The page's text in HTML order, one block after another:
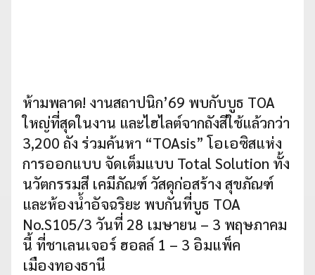
ห้ามพลาด! งานสถาปนิก’69 พบกับบูธ TOA
ใหญ่ที่สุดในงาน และไฮไลต์จากถังสีใช้แล้วกว่า
3,200 ถัง ร่วมค้นหา “TOAsis” โอเอซิสแห่ง
การออกแบบ จัดเต็มแบบ Total Solution ทั้ง
นวัตกรรมสี เคมีภัณฑ์ วัสดุก่อสร้าง สุขภัณฑ์
และห้องน้ำอัจฉริยะ พบกันที่บูธ TOA
No.S105/3 วันที่ 28 เมษายน – 3 พฤษภาคม
นี้ ที่ชาเลนเจอร์ ฮอลล์ 1 – 3 อิมแพ็ค
เมืองทองธานี